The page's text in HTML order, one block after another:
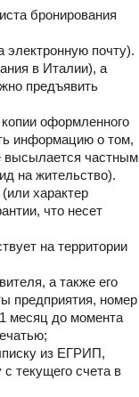
бронирования
почту).
в Италии), а
предъявить
оформленного
информацию о том,
высылается частным
на жительство).
характер
что несет
на территории
а также его
предприятия, номер
месяц до момента
из ЕГРИП,
текущего счета в